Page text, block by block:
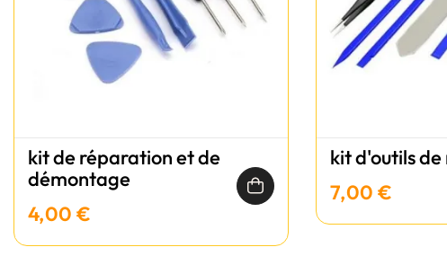
kit de réparation et de
démontage
4,00 €
kit d'outils
7,00 €